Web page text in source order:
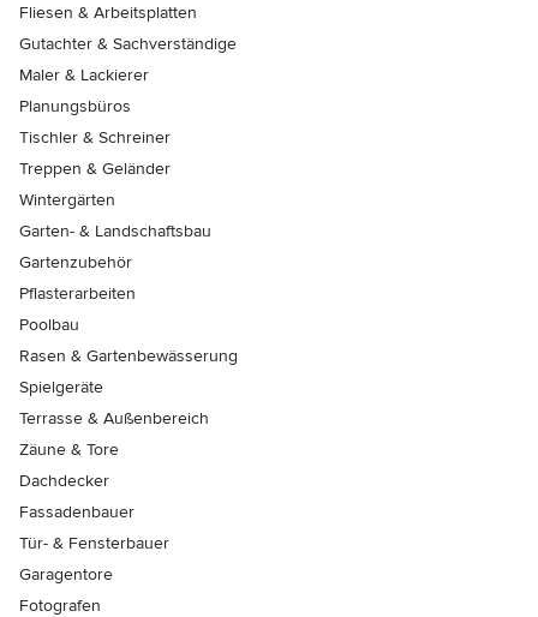
Fliesen & Arbeitsplatten
Gutachter & Sachverständige
Maler & Lackierer
Planungsbüros
Tischler & Schreiner
Treppen & Geländer
Wintergärten
Garten- & Landschaftsbau
Gartenzubehör
Pflasterarbeiten
Poolbau
Rasen & Gartenbewässerung
Spielgeräte
Terrasse & Außenbereich
Zäune & Tore
Dachdecker
Fassadenbauer
Tür- & Fensterbauer
Garagentore
Fotografen